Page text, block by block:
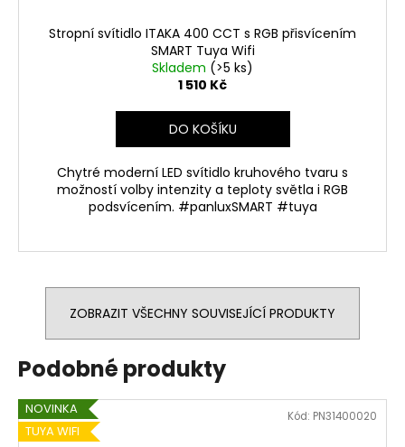
Stropní svítidlo ITAKA 400 CCT s RGB přisvícením
SMART Tuya Wifi
Skladem (>5 ks)
1 510 Kč
DO KOŠÍKU
Chytré moderní LED svítidlo kruhového tvaru s
možností volby intenzity a teploty světla i RGB
podsvícením. #panluxSMART #tuya
ZOBRAZIT VŠECHNY SOUVISEJÍCÍ PRODUKTY
Podobné produkty
NOVINKA
TUYA WIFI
Kód: PN31400020